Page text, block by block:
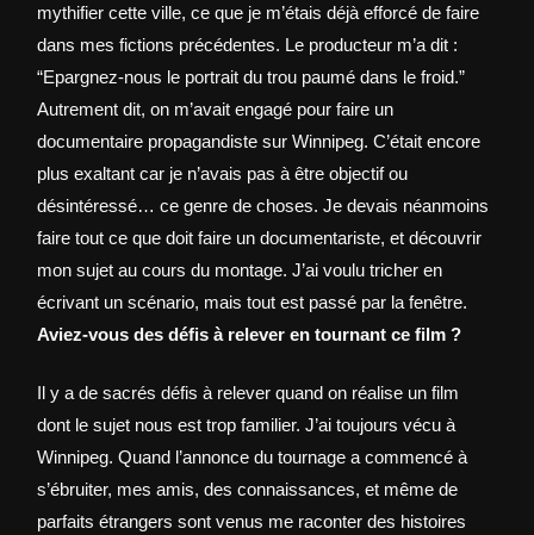
mythifier cette ville, ce que je m’étais déjà efforcé de faire
dans mes fictions précédentes. Le producteur m’a dit :
“Epargnez-nous le portrait du trou paumé dans le froid.”
Autrement dit, on m’avait engagé pour faire un
documentaire propagandiste sur Winnipeg. C’était encore
plus exaltant car je n’avais pas à être objectif ou
désintéressé… ce genre de choses. Je devais néanmoins
faire tout ce que doit faire un documentariste, et découvrir
mon sujet au cours du montage. J’ai voulu tricher en
écrivant un scénario, mais tout est passé par la fenêtre.
Aviez-vous des défis à relever en tournant ce film ?
Il y a de sacrés défis à relever quand on réalise un film
dont le sujet nous est trop familier. J’ai toujours vécu à
Winnipeg. Quand l’annonce du tournage a commencé à
s’ébruiter, mes amis, des connaissances, et même de
parfaits étrangers sont venus me raconter des histoires